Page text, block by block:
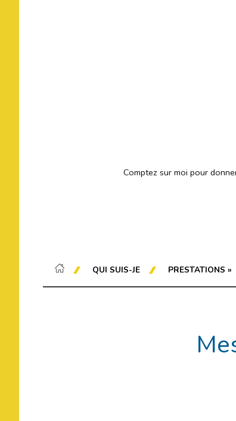
Comptez sur moi pour
QUI SUIS-JE PRESTATIONS »